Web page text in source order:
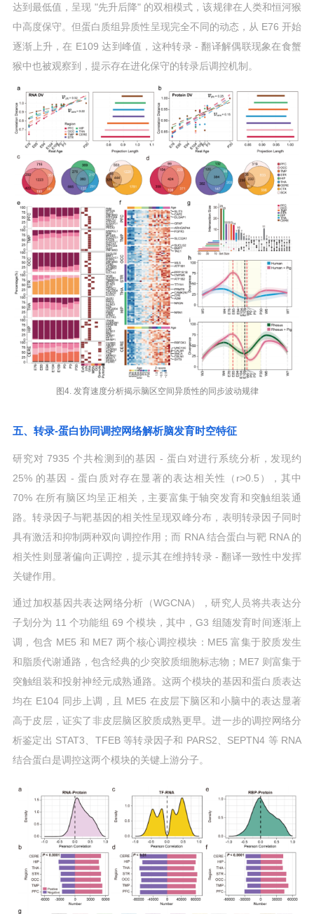
达到最低值，呈现 "先升后降" 的双相模式，该规律在人类和恒河猴
中高度保守。但蛋白质组异质性呈现完全不同的动态，从 E76 开始
逐渐上升，在 E109 达到峰值，这种转录 - 翻译解偶联现象在食蟹
猴中也被观察到，提示存在进化保守的转录后调控机制。
图4. 发育速度分析揭示脑区空间异质性的同步波动规律
五、转录-蛋白协同调控网络解析脑发育时空特征
研究对 7935 个共检测到的基因 - 蛋白对进行系统分析，发现约
25% 的基因 - 蛋白质对存在显著的表达相关性（r>0.5），其中
70% 在所有脑区均呈正相关，主要富集于轴突发育和突触组装通
路。转录因子与靶基因的相关性呈现双峰分布，表明转录因子同时
具有激活和抑制两种双向调控作用；而 RNA 结合蛋白与靶 RNA 的
相关性则显著偏向正调控，提示其在维持转录 - 翻译一致性中发挥
关键作用。
通过加权基因共表达网络分析（WGCNA），研究人员将共表达分
子划分为 11 个功能组 69 个模块，其中，G3 组随发育时间逐渐上
调，包含 ME5 和 ME7 两个核心调控模块：ME5 富集于胶质发生
和脂质代谢通路，包含经典的少突胶质细胞标志物；ME7 则富集于
突触组装和投射神经元成熟通路。这两个模块的基因和蛋白质表达
均在 E104 同步上调，且 ME5 在皮层下脑区和小脑中的表达显著
高于皮层，证实了非皮层脑区胶质成熟更早。进一步的调控网络分
析鉴定出 STAT3、TFEB 等转录因子和 PARS2、SEPTN4 等 RNA
结合蛋白是调控这两个模块的关键上游分子。